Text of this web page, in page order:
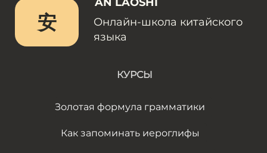
安
Онлайн-школа китайского
языка
КУРСЫ
Золотая формула грамматики
Как запоминать иероглифы